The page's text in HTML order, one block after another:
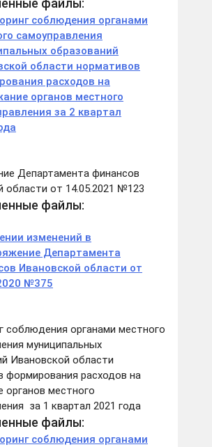
файлы:
соблюдения органами
самоуправления
образований
области нормативов
расходов на
органов местного
за 2 квартал
Департамента финансов
области от 14.05.2021 №123
файлы:
изменений в
Департамента
Ивановской области от
№375
соблюдения органами местного
муниципальных
Ивановской области
формирования расходов на
органов местного
за 1 квартал 2021 года
файлы:
соблюдения органами